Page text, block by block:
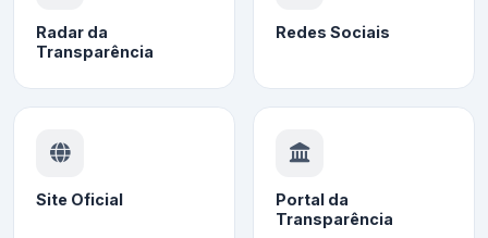
Radar da
Transparência
Redes Sociais
Site Oficial
Portal da
Transparência